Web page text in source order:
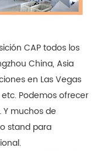
CAP todos los
China, Asia
en Las Vegas
Podemos ofrecer
muchos de
stand para